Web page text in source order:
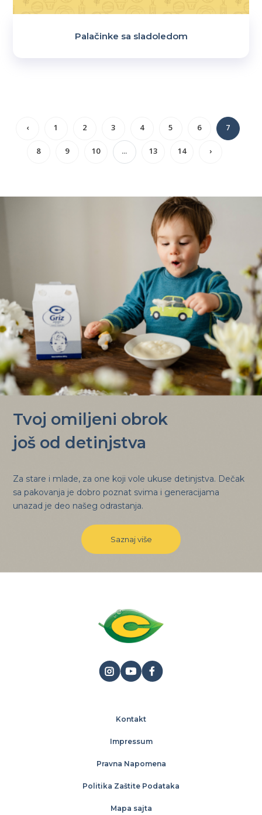
Palačinke sa sladoledom
‹ 1 2 3 4 5 6 7
8 9 10 ... 13 14 ›
Tvoj omiljeni obrok
još od detinjstva
Za stare i mlade, za one koji vole ukuse detinjstva. Dečak
sa pakovanja je dobro poznat svima i generacijama
unazad je deo našeg odrastanja.
Saznaj više
Kontakt
Impressum
Pravna Napomena
Politika Zaštite Podataka
Mapa sajta